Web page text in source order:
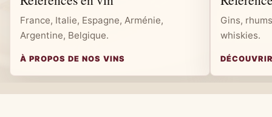
France, Italie, Espagne, Arménie,
Argentine, Belgique.
À PROPOS DE NOS VINS
Gins,
whiskies.